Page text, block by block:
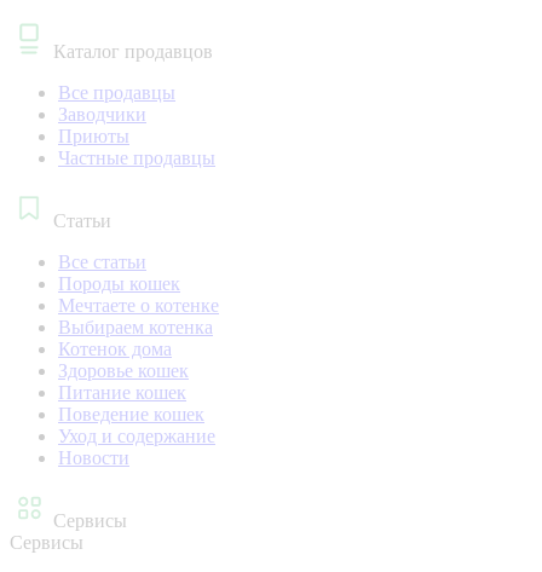
Каталог продавцов
Все продавцы
Заводчики
Приюты
Частные продавцы
Статьи
Все статьи
Породы кошек
Мечтаете о котенке
Выбираем котенка
Котенок дома
Здоровье кошек
Питание кошек
Поведение кошек
Уход и содержание
Новости
Сервисы
Сервисы